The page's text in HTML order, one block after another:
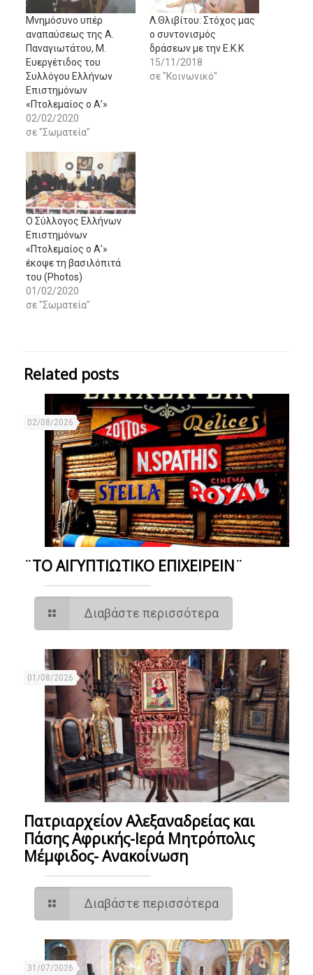
Μνημόσυνο υπέρ
αναπαύσεως της Α.
Παναγιωτάτου, Μ.
Ευεργέτιδος του
Συλλόγου Ελλήνων
Επιστημόνων
«Πτολεμαίος ο Α’»
02/02/2020
σε "Σωματεία"
Λ.Θλιβίτου: Στόχος μας
ο συντονισμός
δράσεων με την Ε.Κ.Κ
15/11/2018
σε "Κοινωνικό"
O Σύλλογος Ελλήνων
Επιστημόνων
«Πτολεμαίος ο Α’»
έκοψε τη βασιλόπιτά
του (Photos)
01/02/2020
σε "Σωματεία"
Related posts
02/08/2026
¨ΤΟ ΑΙΓΥΠΤΙΩΤΙΚΟ ΕΠΙΧΕΙΡΕΙΝ¨
Διαβάστε περισσότερα
01/08/2026
Πατριαρχείον Αλεξαναδρείας και
Πάσης Αφρικής-Ιερά Μητρόπολις
Μέμφιδος- Ανακοίνωση
Διαβάστε περισσότερα
31/07/2026